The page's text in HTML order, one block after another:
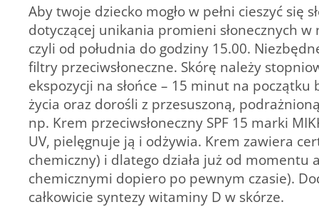
Aby twoje dziecko mogło w pełni cieszyć się
dotyczącej unikania promieni słonecznych
czyli od południa do godziny 15.00.
filtry przeciwsłoneczne. Skórę należy
ekspozycji na słońce – 15 minut na
życia oraz dorośli z przesuszoną,
np. Krem przeciwsłoneczny SPF 15 marki
UV, pielęgnuje ją i odżywia. Krem zawiera
chemiczny) i dlatego działa już od
chemicznymi dopiero po pewnym czasie).
całkowicie syntezy witaminy D w skórze.